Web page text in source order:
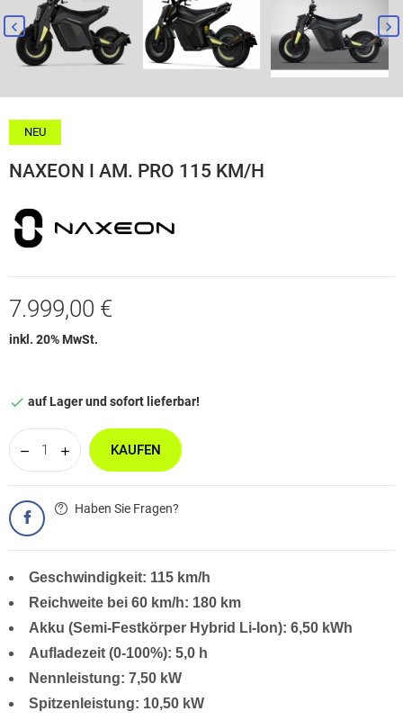
 
NEU
NAXEON I AM. PRO 115 KM/H
7.999,00 €
inkl. 20% MwSt.
 auf Lager und sofort lieferbar!
KAUFEN
Haben Sie Fragen?
Geschwindigkeit: 115 km/h
Reichweite bei 60 km/h: 180 km
Akku (Semi-Festkörper Hybrid Li-Ion): 6,50 kWh
Aufladezeit (0-100%): 5,0 h
Nennleistung: 7,50 kW
Spitzenleistung: 10,50 kW